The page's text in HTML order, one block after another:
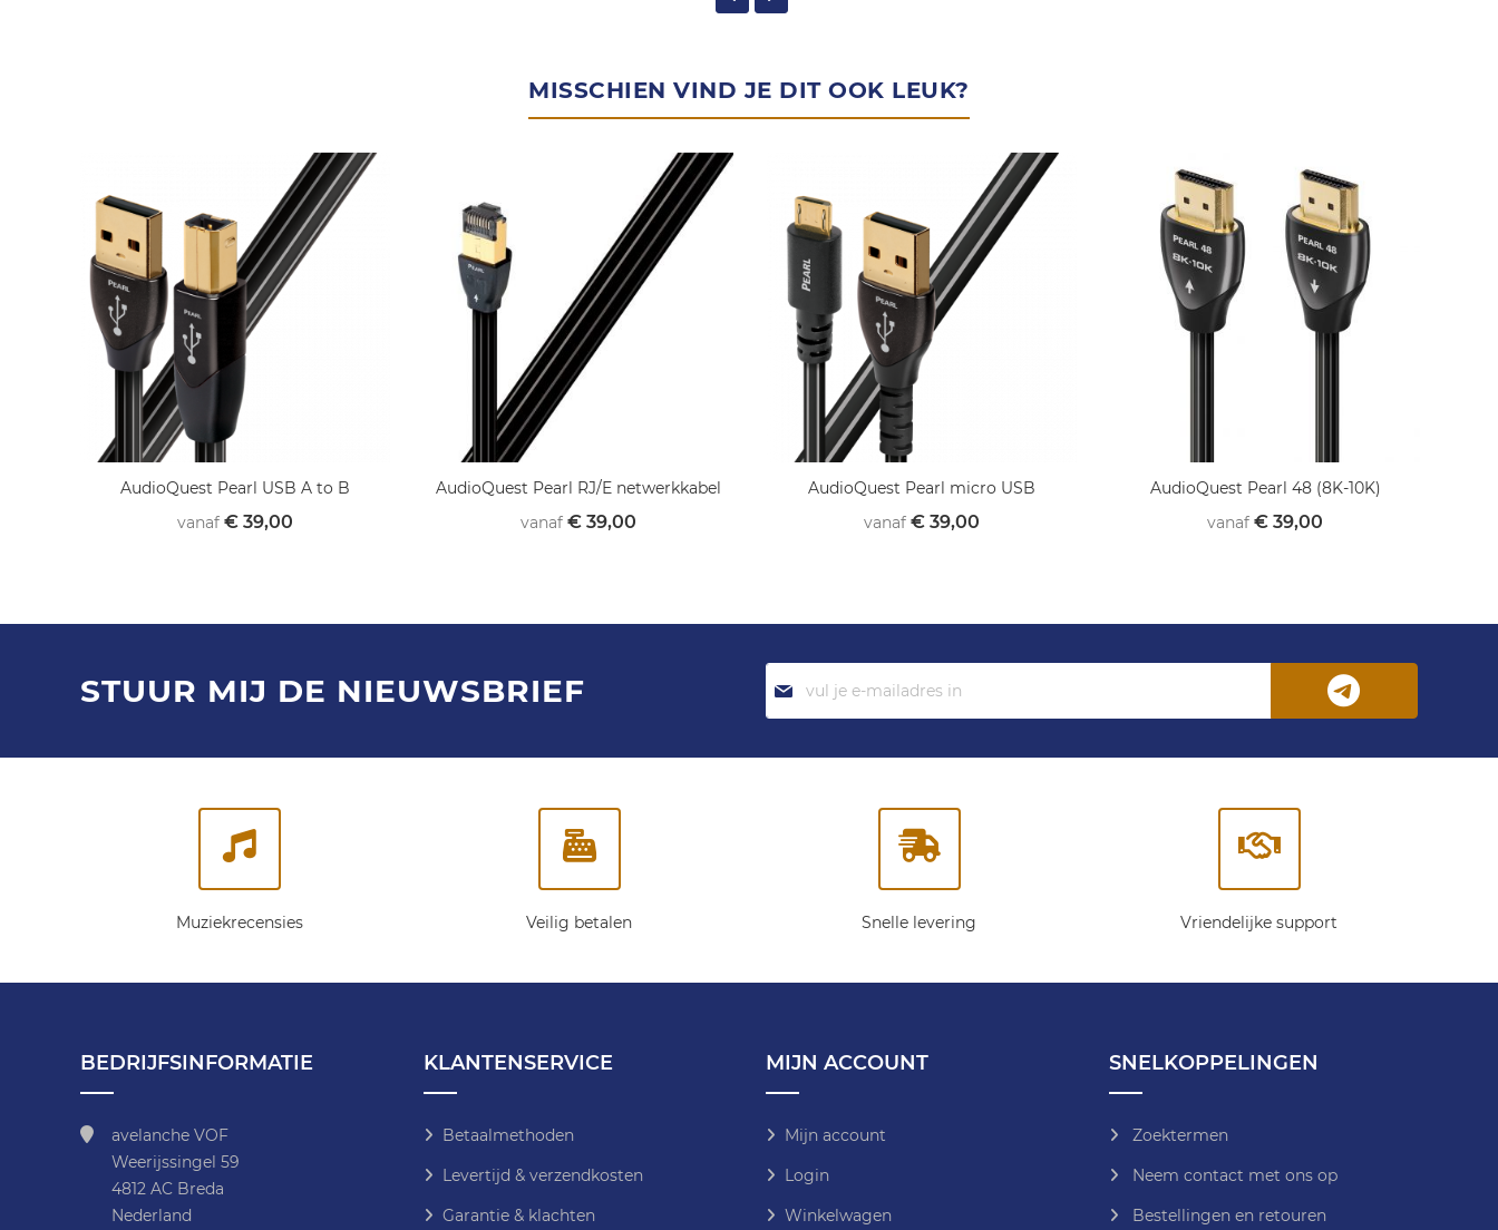
MISSCHIEN VIND JE DIT OOK LEUK?
AudioQuest Pearl USB A to B
vanaf € 39,00
AudioQuest Pearl RJ/E netwerkkabel
vanaf € 39,00
AudioQuest Pearl micro USB
vanaf € 39,00
AudioQuest Pearl 48 (8K-10K)
vanaf € 39,00
STUUR MIJ DE NIEUWSBRIEF
je
op
nieuwsbrief:
Muziekrecensies Veilig betalen Snelle levering Vriendelijke support
BEDRIJFSINFORMATIE
avelanche VOF
Weerijssingel 59
4812 AC Breda
Nederland
KLANTENSERVICE
Betaalmethoden
Levertijd & verzendkosten
Garantie & klachten
MIJN ACCOUNT
Mijn account
Login
Winkelwagen
SNELKOPPELINGEN
Zoektermen
Neem contact met ons op
Bestellingen en retouren